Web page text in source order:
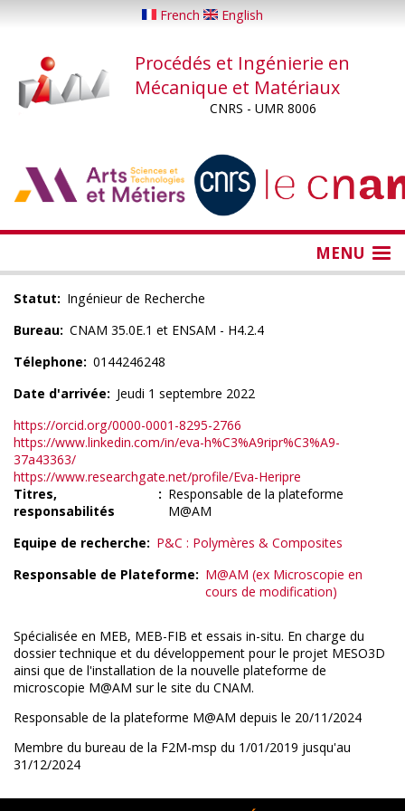
principal
French English
Procédés et Ingénierie en
Mécanique et Matériaux
CNRS - UMR 8006
MENU
Statut
Ingénieur de Recherche
Bureau CNAM 35.0E.1 et ENSAM - H4.2.4
Télephone
0144246248
Date d'arrivée
Jeudi 1 septembre 2022
https://orcid.org/0000-0001-8295-2766
https://www.linkedin.com/in/eva-h%C3%A9ripr%C3%A9-
37a43363/
https://www.researchgate.net/profile/Eva-Heripre
Titres,
responsabilités
Responsable de la plateforme
M@AM
Equipe de recherche
P&C : Polymères & Composites
Responsable de Plateforme
M@AM (ex Microscopie en
cours de modification)
Spécialisée en MEB, MEB-FIB et essais in-situ. En charge du
dossier technique et du développement pour le projet MESO3D
ainsi que de l'installation de la nouvelle plateforme de
microscopie M@AM sur le site du CNAM.
Responsable de la plateforme M@AM depuis le 20/11/2024
Membre du bureau de la F2M-msp du 1/01/2019 jusqu'au
31/12/2024